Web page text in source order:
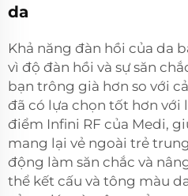
da
Khả năng đàn hồi của da
vì độ đàn hồi và sự săn
bạn trông già hơn so với
đã có lựa chọn tốt hơn với
điểm Infini RF của Medi,
mang lại vẻ ngoài trẻ
động làm săn chắc và
thể kết cấu và tông màu